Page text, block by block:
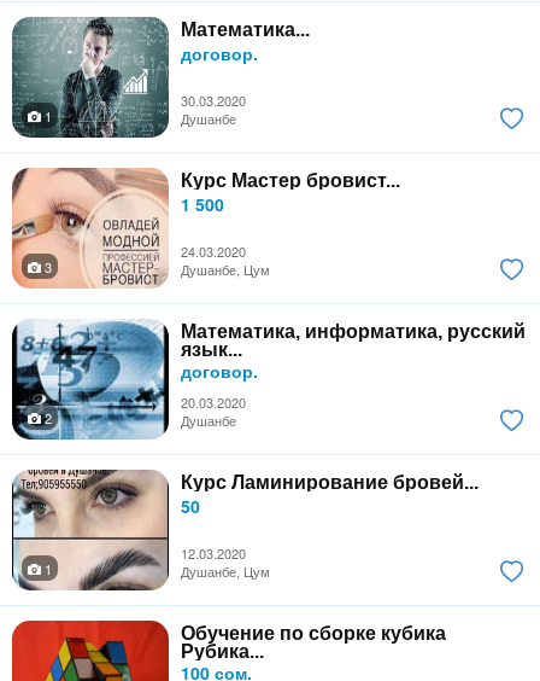
Математика...
договор.
30.03.2020
1
Душанбе
Курс Мастер бровист...
1 500
24.03.2020
3
Душанбе, Цум
Математика, информатика, русский
язык...
договор.
20.03.2020
2
Душанбе
Курс Ламинирование бровей...
50
12.03.2020
1
Душанбе, Цум
Обучение по сборке кубика
Рубика...
100 сом.